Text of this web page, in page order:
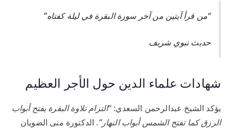
“من قرأ آيتين من آخر سورة البقرة في ليلة كفتاه”
حديث نبوي شريف
شهادات علماء الدين حول الأجر العظيم
يؤكد الشيخ عبدالرحمن السعدي:“التزام تلاوة البقرة يفتح أبواب
الرزق كما تفتح الشمس أبواب النهار”. الدكتورة منى الضويان